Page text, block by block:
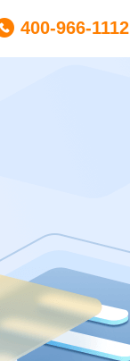
400-966-1112